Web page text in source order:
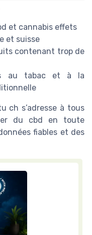
et cannabis effets
et suisse
contenant trop de
au tabac et à la
ch s’adresse à tous
du cbd en toute
fiables et des